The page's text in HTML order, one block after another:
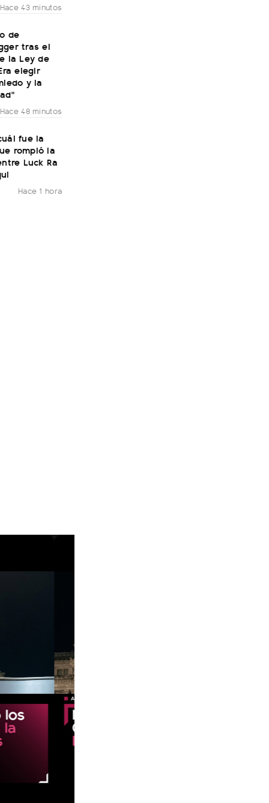
Hace 43 minutos
de
tras el
la Ley de
elegir
y la
Hace 48 minutos
fue la
rompió la
Luck Ra
Hace 1 hora